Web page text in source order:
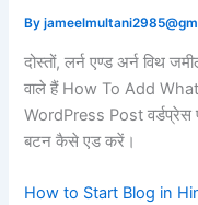
By
दोस्तों, लर्न एण्ड अर्न विथ
वाले हैं How To Add
WordPress Post वर्डप्रेस
बटन कैसे एड करें।
How to Start Blog in